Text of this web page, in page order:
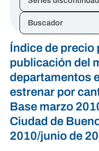
Buscador
Índice de precio
publicación del
departamentos
estrenar por
Base marzo
Ciudad de
2010/junio de